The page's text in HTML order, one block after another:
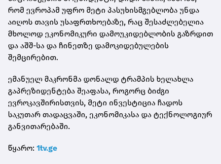
რომ ევროპამ უფრო მეტი პასუხისმგებლობა უნდა
აიღოს თავის უსაფრთხოებაზე, რაც შესაძლებელია
მხოლოდ ეკონომიკური დამოუკიდებლობის გაზრდით
და აშშ-სა და ჩინეთზე დამოკიდებულების
შემცირებით.
ემანუელ მაკრონმა დონალდ ტრამპის ხელახლა
გაპრეზიდენტება შეაფასა, როგორც ბიძგი
ევროკავშირისთვის, მეტი ინვესტიცია ჩადოს
საკუთარ თადაცვაში, ეკონომიკასა და ტექნოლოგიურ
განვითარებაში.
წყარო: 1tv.ge